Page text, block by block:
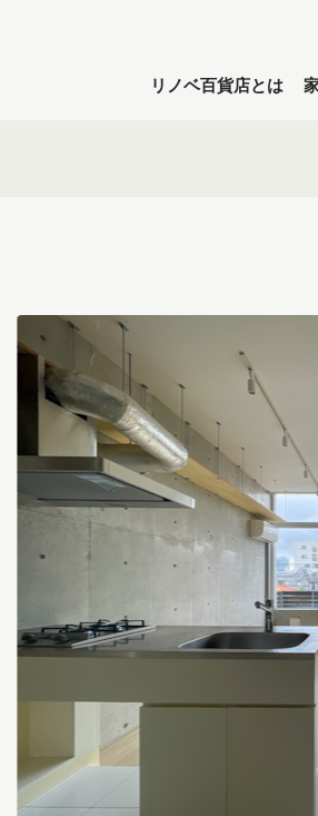
リノベ百貨店とは